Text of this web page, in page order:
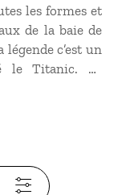
les formes et
de la baie de
c’est un
le Titanic. Le
dans un fracas
des Inuits
de grandes